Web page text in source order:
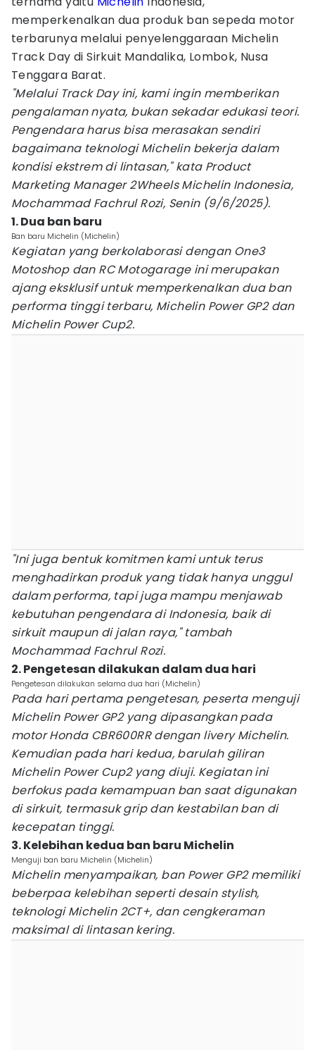
memperkenalkan dua produk ban sepeda motor
terbarunya melalui penyelenggaraan Michelin
Track Day di Sirkuit Mandalika, Lombok, Nusa
Tenggara Barat.
"Melalui Track Day ini, kami ingin memberikan
pengalaman nyata, bukan sekadar edukasi teori.
Pengendara harus bisa merasakan sendiri
bagaimana teknologi Michelin bekerja dalam
kondisi ekstrem di lintasan," kata Product
Marketing Manager 2Wheels Michelin Indonesia,
Mochammad Fachrul Rozi, Senin (9/6/2025).
1. Dua ban baru
Ban baru Michelin (Michelin)
Kegiatan yang berkolaborasi dengan One3
Motoshop dan RC Motogarage ini merupakan
ajang eksklusif untuk memperkenalkan dua ban
performa tinggi terbaru, Michelin Power GP2 dan
Michelin Power Cup2.
"Ini juga bentuk komitmen kami untuk terus
menghadirkan produk yang tidak hanya unggul
dalam performa, tapi juga mampu menjawab
kebutuhan pengendara di Indonesia, baik di
sirkuit maupun di jalan raya," tambah
Mochammad Fachrul Rozi.
2. Pengetesan dilakukan dalam dua hari
Pengetesan dilakukan selama dua hari (Michelin)
Pada hari pertama pengetesan, peserta menguji
Michelin Power GP2 yang dipasangkan pada
motor Honda CBR600RR dengan livery Michelin.
Kemudian pada hari kedua, barulah giliran
Michelin Power Cup2 yang diuji. Kegiatan ini
berfokus pada kemampuan ban saat digunakan
di sirkuit, termasuk grip dan kestabilan ban di
kecepatan tinggi.
3. Kelebihan kedua ban baru Michelin
Menguji ban baru Michelin (Michelin)
Michelin menyampaikan, ban Power GP2 memiliki
beberpaa kelebihan seperti desain stylish,
teknologi Michelin 2CT+, dan cengkeraman
maksimal di lintasan kering.